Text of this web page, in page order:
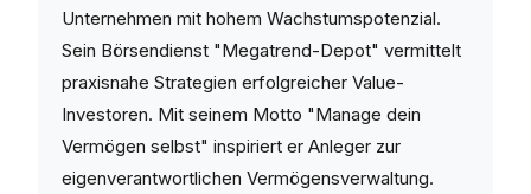
Unternehmen mit hohem Wachstumspotenzial.
Sein Börsendienst "Megatrend-Depot" vermittelt
praxisnahe Strategien erfolgreicher Value-
Investoren. Mit seinem Motto "Manage dein
Vermögen selbst" inspiriert er Anleger zur
eigenverantwortlichen Vermögensverwaltung.